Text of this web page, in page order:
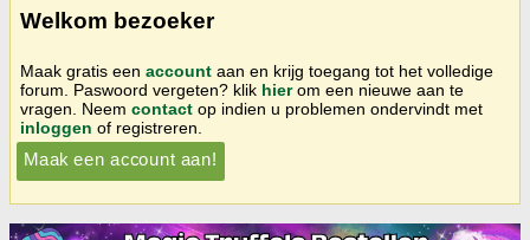
Welkom bezoeker
Maak gratis een account aan en krijg toegang tot het volledige
forum. Paswoord vergeten? klik hierom een nieuwe aan te
vragen. Neem contact op indien u problemen ondervindt met
inloggen of registreren.
Maak een account aan!